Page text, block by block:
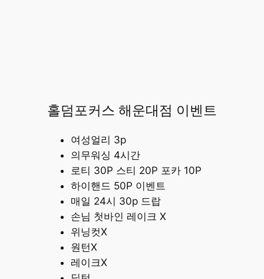
홀덤포커스 해운대점 이벤트
여성얼리 3p
의무워싱 4시간
로티 30P 스티 20P 포카 10P
하이핸드 50P 이벤트
매일 24시 30p 드랍
손님 첫바인 레이크 X
위닝컷X
원턴X
레이크X